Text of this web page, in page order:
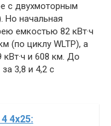
с двухмоторным
Но начальная
емкостью 82 кВт·ч
(по циклу WLTP), а
и 608 км. До
3,8 и 4,2 с
4х25: